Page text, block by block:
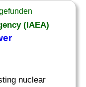
(IAEA)
nuclear